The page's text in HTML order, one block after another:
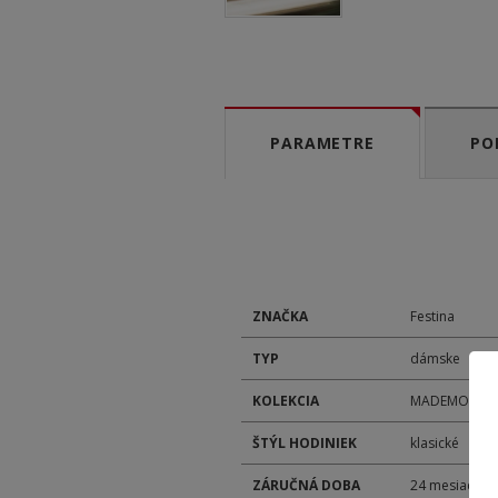
PARAMETRE
ZNAČKA Festina
TYP dámske
KOLEKCIA MADEMOISELLE
ŠTÝL HODINIEK klasické
ZÁRUČNÁ DOBA 24 mesiacov